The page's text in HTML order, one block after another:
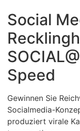
Social
Speed
Gewinnen Sie
Socialmedia-
produziert virale